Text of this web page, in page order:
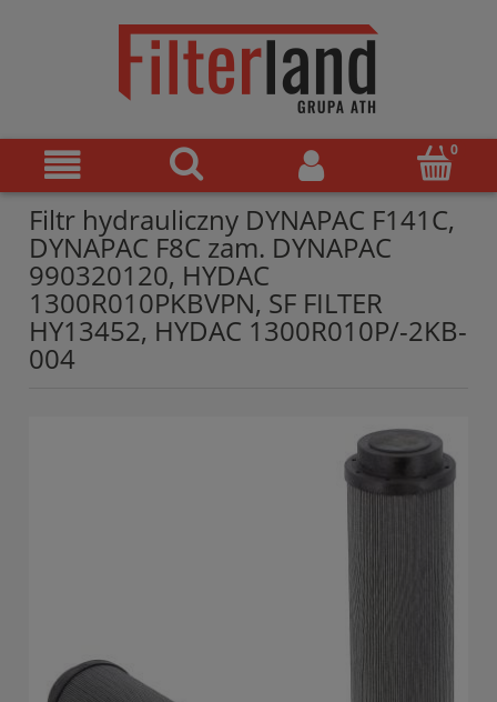
Filtr hydrauliczny DYNAPAC F141C,
DYNAPAC F8C zam. DYNAPAC
990320120, HYDAC
1300R010PKBVPN, SF FILTER
HY13452, HYDAC 1300R010P/-2KB-
004